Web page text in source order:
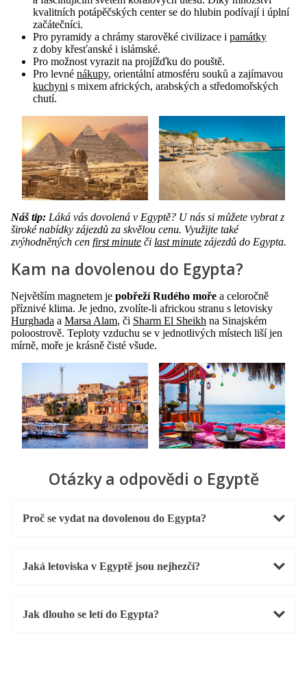
kvalitních potápěčských center se do hlubin podívají i úplní
začátečníci.
Pro pyramidy a chrámy starověké civilizace i památky
z doby křesťanské i islámské.
Pro možnost vyrazit na projížďku do pouště.
Pro levné nákupy, orientální atmosféru souků a zajímavou
kuchyni s mixem afrických, arabských a středomořských
chutí.
Náš tip: Láká vás dovolená v Egyptě? U nás si můžete vybrat z
široké nabídky zájezdů za skvělou cenu. Využijte také
zvýhodněných cen first minute či last minute zájezdů do Egypta.
Kam na dovolenou do Egypta?
Největším magnetem je pobřeží Rudého moře a celoročně
příznivé klima. Je jedno, zvolíte-li africkou stranu s letovisky
Hurghada a Marsa Alam, či Sharm El Sheikh na Sinajském
poloostrově. Teploty vzduchu se v jednotlivých místech liší jen
mírně, moře je krásně čisté všude.
Otázky a odpovědi o Egyptě
Proč se vydat na dovolenou do Egypta?
Jaká letoviska v Egyptě jsou nejhezčí?
Jak dlouho se letí do Egypta?